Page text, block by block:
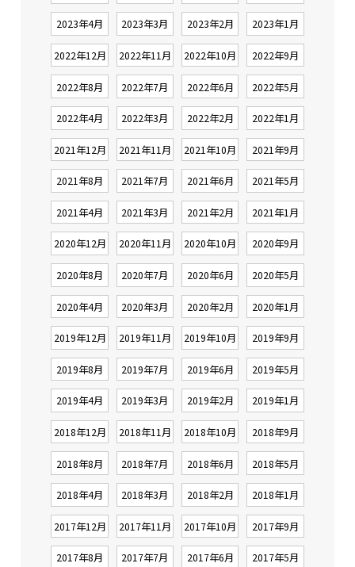
2023年4月 2023年3月 2023年2月 2023年1月
2022年12月 2022年11月 2022年10月 2022年9月
2022年8月 2022年7月 2022年6月 2022年5月
2022年4月 2022年3月 2022年2月 2022年1月
2021年12月 2021年11月 2021年10月 2021年9月
2021年8月 2021年7月 2021年6月 2021年5月
2021年4月 2021年3月 2021年2月 2021年1月
2020年12月 2020年11月 2020年10月 2020年9月
2020年8月 2020年7月 2020年6月 2020年5月
2020年4月 2020年3月 2020年2月 2020年1月
2019年12月 2019年11月 2019年10月 2019年9月
2019年8月 2019年7月 2019年6月 2019年5月
2019年4月 2019年3月 2019年2月 2019年1月
2018年12月 2018年11月 2018年10月 2018年9月
2018年8月 2018年7月 2018年6月 2018年5月
2018年4月 2018年3月 2018年2月 2018年1月
2017年12月 2017年11月 2017年10月 2017年9月
2017年8月 2017年7月 2017年6月 2017年5月